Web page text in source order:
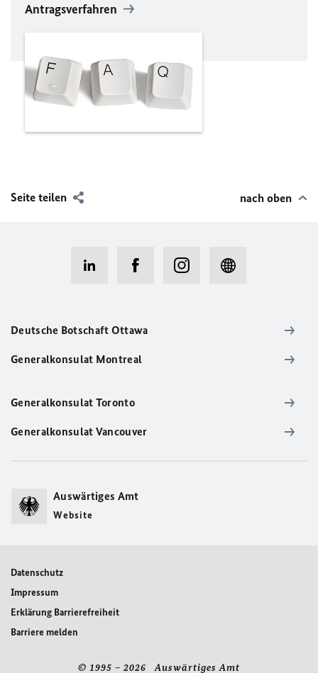
Antragsverfahren
Seite teilen nach oben
Deutsche Botschaft Ottawa
Generalkonsulat Montreal
Generalkonsulat Toronto
Generalkonsulat Vancouver
Auswärtiges Amt
Website
Datenschutz
Impressum
Erklärung Barrierefreiheit
Barriere melden
© 1995 – 2026 Auswärtiges Amt